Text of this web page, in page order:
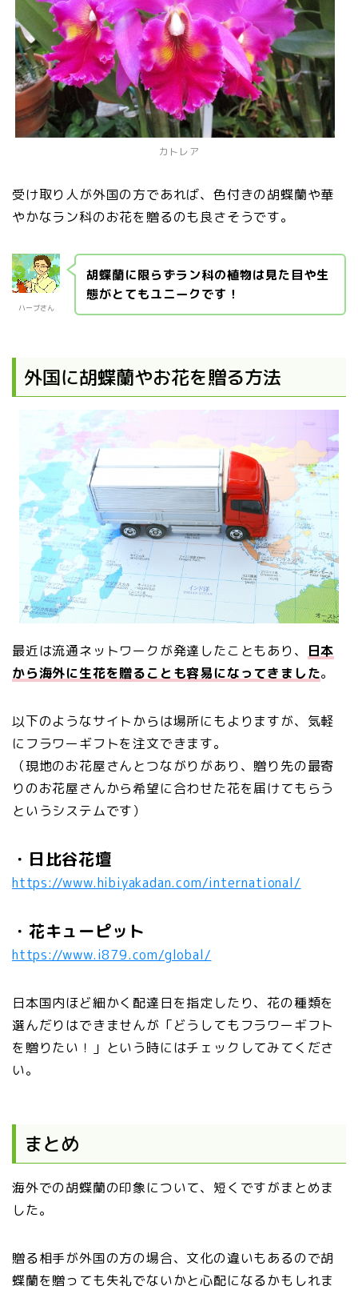
カトレア
受け取り人が外国の方であれば、色付きの胡蝶蘭や華
やかなラン科のお花を贈るのも良さそうです。
ハーブさん
胡蝶蘭に限らずラン科の植物は見た目や生
態がとてもユニークです！
外国に胡蝶蘭やお花を贈る方法
最近は流通ネットワークが発達したこともあり、
日本
から海外に生花を贈ることも容易になってきました。
以下のようなサイトからは場所にもよりますが、気軽
にフラワーギフトを注文できます。
（現地のお花屋さんとつながりがあり、贈り先の最寄
りのお花屋さんから希望に合わせた花を届けてもらう
というシステムです）
・日比谷花壇
https://www.hibiyakadan.com/international/
・花キューピット
https://www.i879.com/global/
日本国内ほど細かく配達日を指定したり、花の種類を
選んだりはできませんが「どうしてもフラワーギフト
を贈りたい！」という時にはチェックしてみてくださ
い。
まとめ
海外での胡蝶蘭の印象について、短くですがまとめま
した。
贈る相手が外国の方の場合、文化の違いもあるので胡
蝶蘭を贈っても失礼でないかと心配になるかもしれま